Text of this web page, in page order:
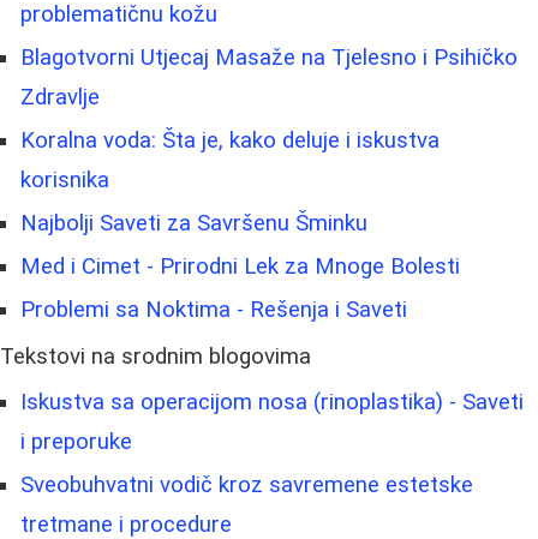
problematičnu kožu
Blagotvorni Utjecaj Masaže na Tjelesno i Psihičko
Zdravlje
Koralna voda: Šta je, kako deluje i iskustva
korisnika
Najbolji Saveti za Savršenu Šminku
Med i Cimet - Prirodni Lek za Mnoge Bolesti
Problemi sa Noktima - Rešenja i Saveti
Tekstovi na srodnim blogovima
Iskustva sa operacijom nosa (rinoplastika) - Saveti
i preporuke
Sveobuhvatni vodič kroz savremene estetske
tretmane i procedure